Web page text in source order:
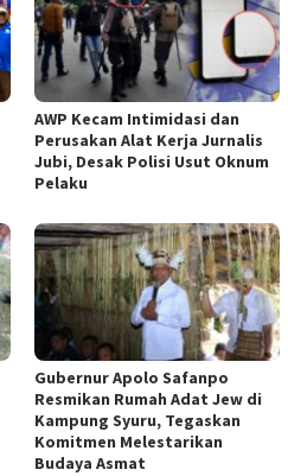
AWP Kecam Intimidasi dan
Perusakan Alat Kerja Jurnalis
Jubi, Desak Polisi Usut Oknum
Pelaku
Gubernur Apolo Safanpo
Resmikan Rumah Adat Jew di
Kampung Syuru, Tegaskan
Komitmen Melestarikan
Budaya Asmat